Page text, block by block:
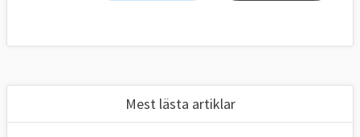
Mest lästa artiklar